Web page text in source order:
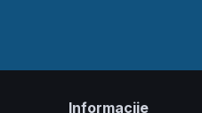
Informacije